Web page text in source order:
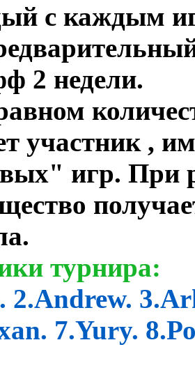
с каждым
2 недели.
участник ,
игр. При
турнира:
2.Andrew.
7.Yury.